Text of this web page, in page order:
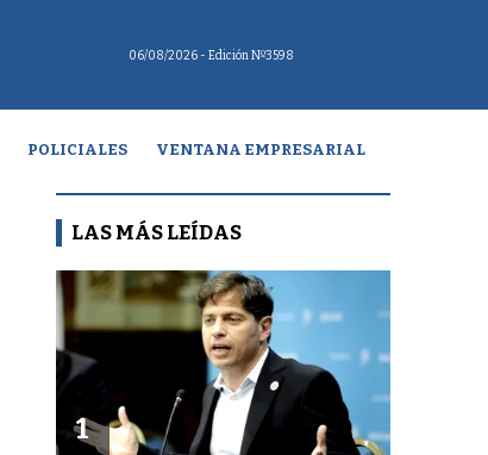
06/08/2026 - Edición Nº3598
POLICIALES VENTANA EMPRESARIAL
LAS MÁS LEÍDAS
1